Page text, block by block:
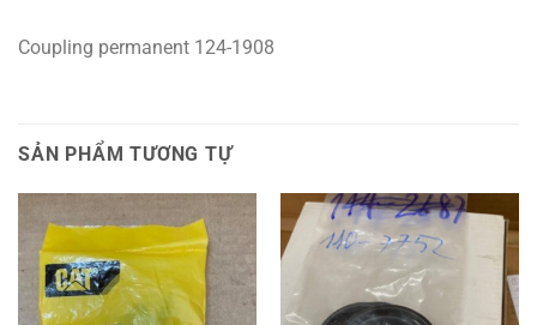
Coupling permanent 124-1908
SẢN PHẨM TƯƠNG TỰ